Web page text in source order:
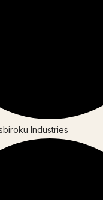
Industries